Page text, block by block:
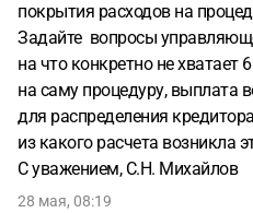
покрытия расходов на
Задайте вопросы
на что конкретно не хватает
на саму процедуру, выплата
для распределения
из какого расчета возникла
С уважением, С.Н. Михайлов
28 мая, 08:19